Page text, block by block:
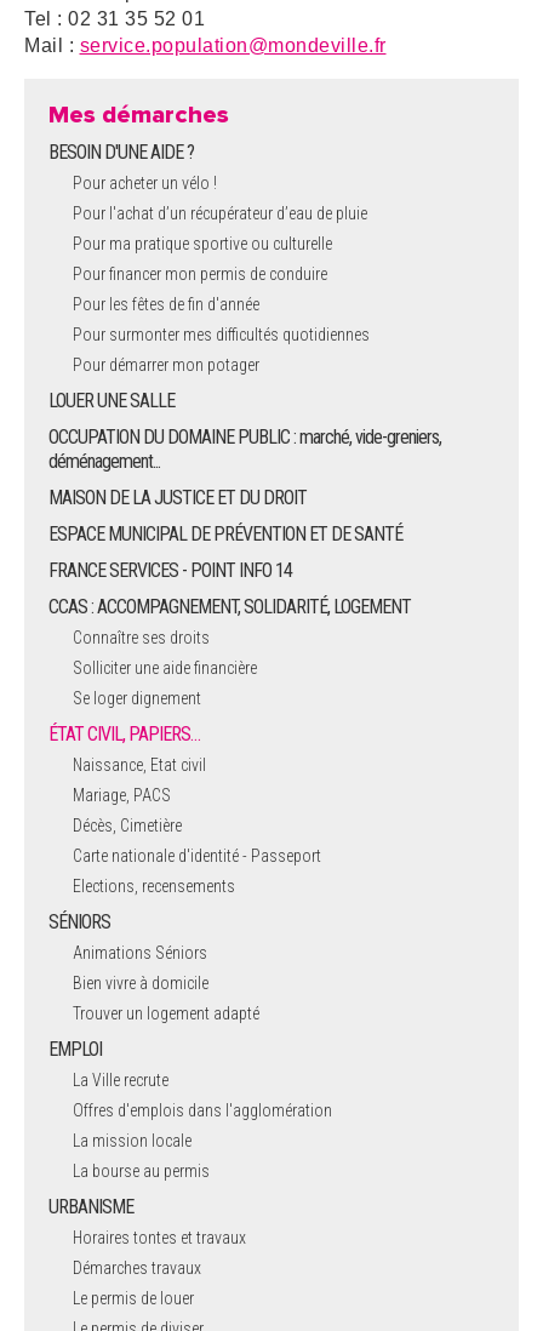
Tel : 02 31 35 52 01
Mail : service.population@mondeville.fr
Mes démarches
BESOIN D'UNE AIDE ?
Pour acheter un vélo !
Pour l'achat d’un récupérateur d’eau de pluie
Pour ma pratique sportive ou culturelle
Pour financer mon permis de conduire
Pour les fêtes de fin d'année
Pour surmonter mes difficultés quotidiennes
Pour démarrer mon potager
LOUER UNE SALLE
OCCUPATION DU DOMAINE PUBLIC : marché, vide-greniers,
déménagement...
MAISON DE LA JUSTICE ET DU DROIT
ESPACE MUNICIPAL DE PRÉVENTION ET DE SANTÉ
FRANCE SERVICES - POINT INFO 14
CCAS : ACCOMPAGNEMENT, SOLIDARITÉ, LOGEMENT
Connaître ses droits
Solliciter une aide financière
Se loger dignement
ÉTAT CIVIL, PAPIERS…
Naissance, Etat civil
Mariage, PACS
Décès, Cimetière
Carte nationale d'identité - Passeport
Elections, recensements
SÉNIORS
Animations Séniors
Bien vivre à domicile
Trouver un logement adapté
EMPLOI
La Ville recrute
Offres d'emplois dans l'agglomération
La mission locale
La bourse au permis
URBANISME
Horaires tontes et travaux
Démarches travaux
Le permis de louer